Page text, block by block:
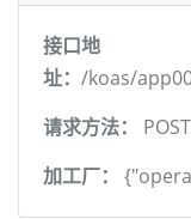
接口地
址： /koas/
请求方法：
POST
加工厂：